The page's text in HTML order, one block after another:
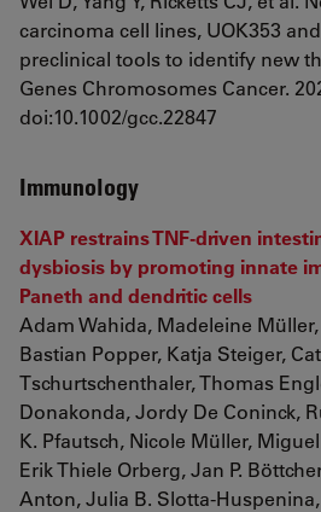
carcinoma cell lines, UOK353
preclinical tools to identify new
Genes Chromosomes Cancer.
doi:10.1002/gcc.22847
Immunology
XIAP restrains TNF-driven
dysbiosis by promoting innate
Paneth and dendritic cells
Adam Wahida, Madeleine
Bastian Popper, Katja Steiger,
Tschurtschenthaler, Thomas
Donakonda, Jordy De Coninck,
K. Pfautsch, Nicole Müller,
Erik Thiele Orberg, Jan P.
Anton, Julia B. Slotta-